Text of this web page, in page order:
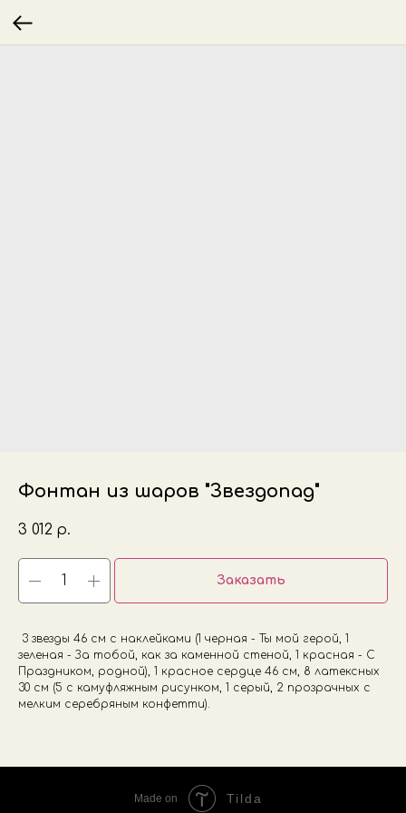
Фонтан из шаров "Звездопад"
3 012 р.
Заказать
3 звезды 46 см с наклейками (1 черная - Ты мой герой, 1
зеленая - За тобой, как за каменной стеной, 1 красная - С
Праздником, родной), 1 красное сердце 46 см, 8 латексных
30 см (5 с камуфляжным рисунком, 1 серый, 2 прозрачных с
мелким серебряным конфетти).
Made on Tilda